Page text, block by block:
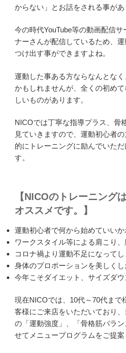
からない」とお話をされる事があ
今の時代YouTube等の動画配信
ナーさんが配信しているため、
つけ出す事ができますよね。
運動した事ある方ならなんとな
かもしれませんが、全くの初め
しいものがあります。
NICOでは丁寧な指導プラス、骨
見ていきますので、運動初心者
的にトレーニングに励んでいた
す。
【NICOのトレーニング
オススメです。】
運動初心者で何から始めていい
ワークスタイル等による肩こり
コロナ禍より運動不足になって
身体のプロポーションを美しくし
今年こそダイエット、サイズダウ
現在NICOでは、10代～70代まで
客様にご来店をいただいており
の「運動強度」、「骨格筋バラ
せてメニュープログラムをご提案